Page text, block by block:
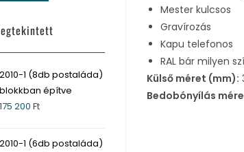
Mester kulcsos
Gravírozás
Kapu telefonos
RAL bár milyen
Külső méret (mm):
Bedobónyílás
2010-1 (8db postaláda)
blokkban építve
175 200Ft
2010-1 (6db postaláda)